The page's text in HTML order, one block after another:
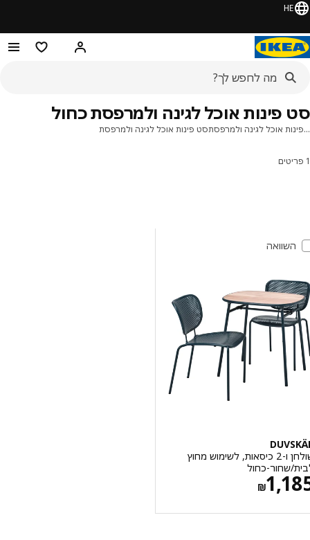
HE
היי! התחברו או הירשמו
מוצרים
אוכל לגינה ולמרפסתסט פינות אוכל לגינה ולמרפסת
פינות אוכל לגינה ולמרפסת כחול
ומיונים
תוצאותהשוואה
שולחן ו-2 כיסאות, לשימוש מחוץ
שחור-כחול
‏₪ מחיר ‏₪ 1185